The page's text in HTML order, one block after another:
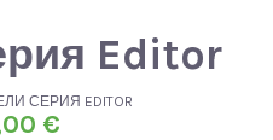
Editor
СЕРИЯ EDITOR
€